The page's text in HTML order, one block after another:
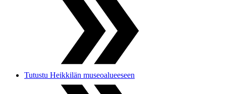
Tutustu Heikkilän museoalueeseen